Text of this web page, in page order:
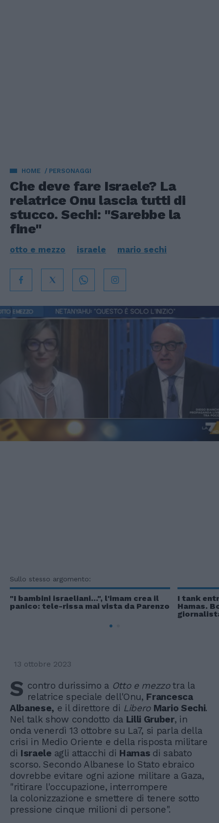
HOME PERSONAGGI
Che deve fare Israele? La
relatrice Onu lascia tutti di
stucco. Sechi: "Sarebbe la
fine"
otto e mezzo israele mario sechi
Sullo stesso argomento:
"I bambini israeliani...", l'imam crea il
panico: tele-rissa mai vista da Parenzo
I tank
Hamas.
13 ottobre 2023
S contro durissimo aOtto e mezzotra la
relatrice speciale dell'Onu, Francesca
Albanese, e il direttore di Libero Mario Sechi.
Nel talk show condotto da Lilli Gruber, in
onda venerdì 13 ottobre su La7, si parla della
crisi in Medio Oriente e della risposta militare
di Israele agli attacchi di Hamas di sabato
scorso. Secondo Albanese lo Stato ebraico
dovrebbe evitare ogni azione militare a Gaza,
"ritirare l'occupazione, interrompere
la colonizzazione e smettere di tenere sotto
pressione cinque milioni di persone".